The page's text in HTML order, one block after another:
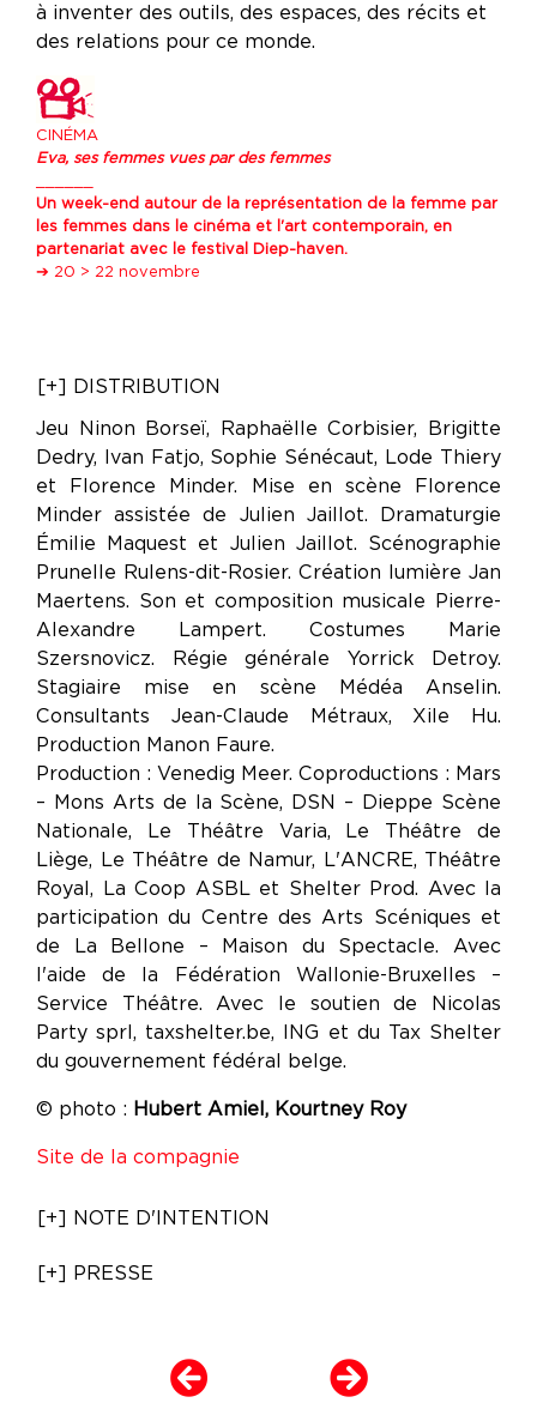
à inventer des outils, des espaces, des récits et
des relations pour ce monde.
CINÉMA
Eva, ses femmes vues par des femmes
Un week-end autour de la représentation de la femme par
les femmes dans le cinéma et l'art contemporain, en
partenariat avec le festival Diep-haven.
➔ 20 > 22 novembre
[+] DISTRIBUTION
Jeu Ninon Borseï, Raphaëlle Corbisier, Brigitte
Dedry, Ivan Fatjo, Sophie Sénécaut, Lode Thiery
et Florence Minder. Mise en scène Florence
Minder assistée de Julien Jaillot. Dramaturgie
Émilie Maquest et Julien Jaillot. Scénographie
Prunelle Rulens-dit-Rosier. Création lumière Jan
Maertens. Son et composition musicale Pierre-
Alexandre Lampert. Costumes Marie
Szersnovicz. Régie générale Yorrick Detroy.
Stagiaire mise en scène Médéa Anselin.
Consultants Jean-Claude Métraux, Xile Hu.
Production Manon Faure.
Production : Venedig Meer. Coproductions : Mars
– Mons Arts de la Scène, DSN – Dieppe Scène
Nationale, Le Théâtre Varia, Le Théâtre de
Liège, Le Théâtre de Namur, L'ANCRE, Théâtre
Royal, La Coop ASBL et Shelter Prod. Avec la
participation du Centre des Arts Scéniques et
de La Bellone – Maison du Spectacle. Avec
l'aide de la Fédération Wallonie-Bruxelles –
Service Théâtre. Avec le soutien de Nicolas
Party sprl, taxshelter.be, ING et du Tax Shelter
du gouvernement fédéral belge.
© photo : Hubert Amiel, Kourtney Roy
Site de la compagnie
[+] NOTE D'INTENTION
[+] PRESSE